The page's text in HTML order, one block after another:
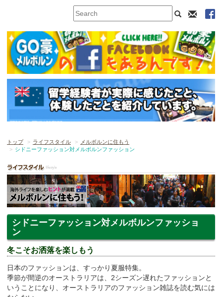
トップ ライフスタイル
メルボルンに住もう
シドニーファッション対メルボルンファッション
シドニーファッション対メルボルンファッショ
ン
冬こそお洒落を楽しもう
日本のファッションは、すっかり夏服特集。
季節が間逆のオーストラリアは、2シーズン遅れたファッションと
いうことになり、オーストラリアのファッション雑誌を読む気には